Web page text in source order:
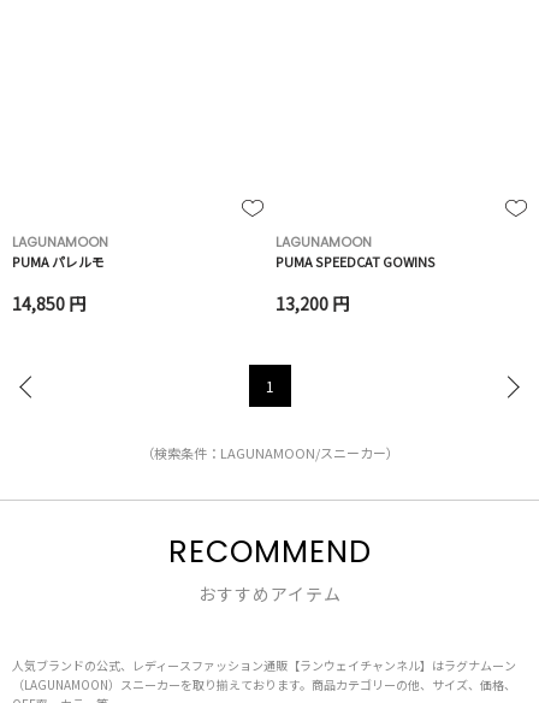
LAGUNAMOON
PUMA パレルモ
14,850 円
LAGUNAMOON
PUMA SPEEDCAT GOWINS
13,200 円
1
（検索条件：LAGUNAMOON/スニーカー）
RECOMMEND
おすすめアイテム
人気ブランドの公式、レディースファッション通販【ランウェイチャンネル】はラグナムーン
（LAGUNAMOON）スニーカーを取り揃えております。商品カテゴリーの他、サイズ、価格、